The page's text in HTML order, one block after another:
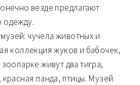
везде предлагают
одежду.
музей: чучела животных и
коллекция жуков и бабочек,
живут два тигра,
панда, птицы. Музей